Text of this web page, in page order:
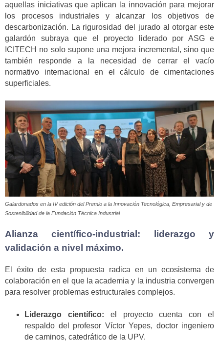
aquellas iniciativas que aplican la innovación para mejorar
los procesos industriales y alcanzar los objetivos de
descarbonización. La rigurosidad del jurado al otorgar este
galardón subraya que el proyecto liderado por ASG e
ICITECH no solo supone una mejora incremental, sino que
también responde a la necesidad de cerrar el vacío
normativo internacional en el cálculo de cimentaciones
superficiales.
Galardonados en la IV edición del Premio a la Innovación Tecnológica, Empresarial y de
Sostenibilidad de la Fundación Técnica Industrial
Alianza científico-industrial: liderazgo y
validación a nivel máximo.
El éxito de esta propuesta radica en un ecosistema de
colaboración en el que la academia y la industria convergen
para resolver problemas estructurales complejos.
Liderazgo científico: el proyecto cuenta con el
respaldo del profesor Víctor Yepes, doctor ingeniero
de caminos, catedrático de la UPV.